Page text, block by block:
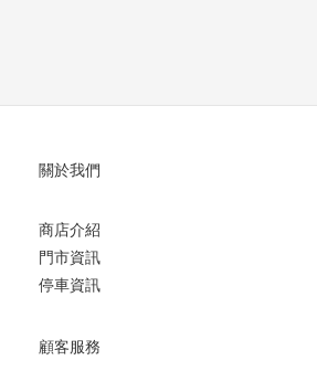
關於我們
商店介紹
門市資訊
停車資訊
顧客服務